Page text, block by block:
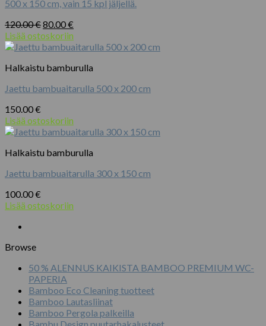
500 x 150 cm, vain 15 kpl jäljellä.
120.00€Alkuperäinen
hinta
oli:
80.00€
on:
Lisää ostoskoriin
Halkaistu bamburulla
Jaettu bambuaitarulla 500 x 200 cm
150.00€
Lisää ostoskoriin
Halkaistu bamburulla
Jaettu bambuaitarulla 300 x 150 cm
100.00€
Lisää ostoskoriin
Browse
50 % ALENNUS KAIKISTA BAMBOO PREMIUM WC-
PAPERIA
Bamboo Eco Cleaning tuotteet
Bamboo Lautasliinat
Bamboo Pergola palkeilla